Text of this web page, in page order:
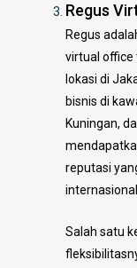
Regus
Regus
virtual office
lokasi di
bisnis di
Kuningan,
reputasi
internasional.
Salah satu